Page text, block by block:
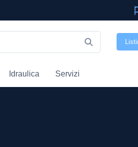
Idraulica Servizi